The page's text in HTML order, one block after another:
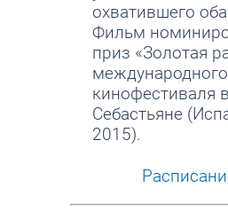
охватившего
Фильм
приз «Золотая
международного
кинофестиваля
Себастьяне
2015).